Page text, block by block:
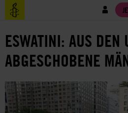
Direkt
zum
Benutzermenü
ESWATINI: AUS DEN
ABGESCHOBENE